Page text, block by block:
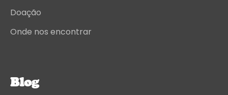
Doação
Onde nos encontrar
Blog